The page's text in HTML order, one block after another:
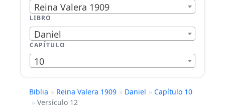
Reina Valera 1909
LIBRO
Daniel
CAPÍTULO
10
Biblia » Reina Valera 1909 » Daniel » Capítulo 10
» Versículo 12